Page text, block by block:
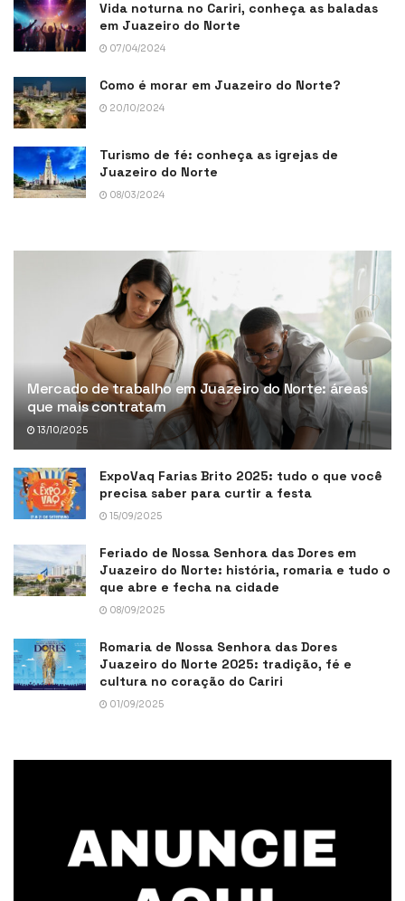
Vida noturna no Cariri, conheça as baladas
em Juazeiro do Norte
07/04/2024
Como é morar em Juazeiro do Norte?
20/10/2024
Turismo de fé: conheça as igrejas de
Juazeiro do Norte
08/03/2024
Mercado de trabalho em Juazeiro do Norte: áreas
que mais contratam
13/10/2025
ExpoVaq Farias Brito 2025: tudo o que você
precisa saber para curtir a festa
15/09/2025
Feriado de Nossa Senhora das Dores em
Juazeiro do Norte: história, romaria e tudo o
que abre e fecha na cidade
08/09/2025
Romaria de Nossa Senhora das Dores
Juazeiro do Norte 2025: tradição, fé e
cultura no coração do Cariri
01/09/2025